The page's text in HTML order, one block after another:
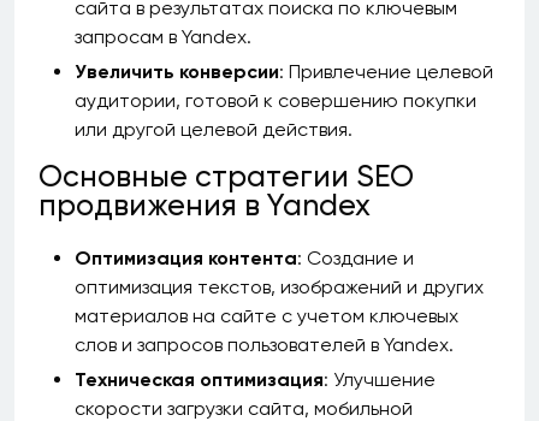
сайта в результатах поиска по ключевым
запросам в Yandex.
Увеличить конверсии: Привлечение целевой
аудитории, готовой к совершению покупки
или другой целевой действия.
Основные стратегии SEO
продвижения в Yandex
Оптимизация контента: Создание и
оптимизация текстов, изображений и других
материалов на сайте с учетом ключевых
слов и запросов пользователей в Yandex.
Техническая оптимизация: Улучшение
скорости загрузки сайта, мобильной